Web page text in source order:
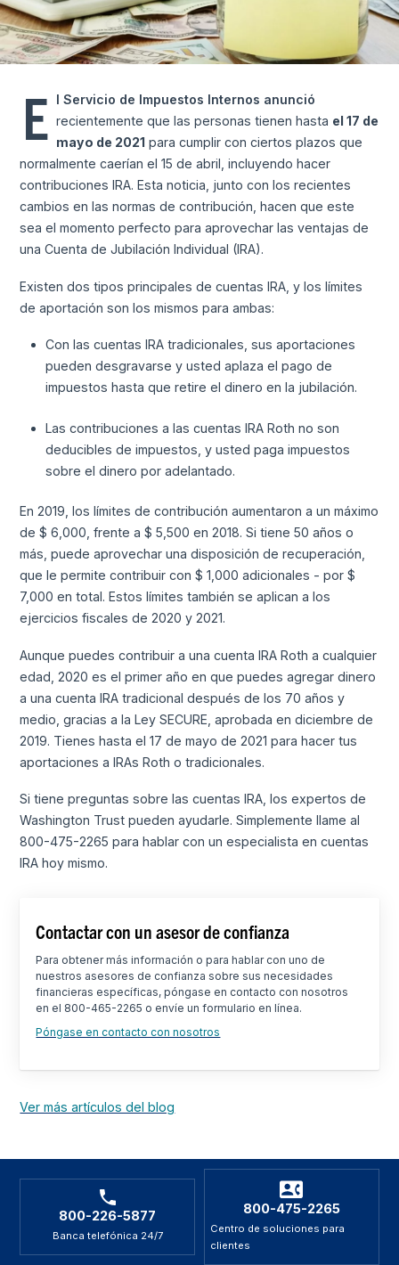
E l Servicio de Impuestos Internos anunció
recientemente que las personas tienen hasta el 17 de
mayo de 2021 para cumplir con ciertos plazos que
normalmente caerían el 15 de abril, incluyendo hacer
contribuciones IRA. Esta noticia, junto con los recientes
cambios en las normas de contribución, hacen que este
sea el momento perfecto para aprovechar las ventajas de
una Cuenta de Jubilación Individual (IRA).
Existen dos tipos principales de cuentas IRA, y los límites
de aportación son los mismos para ambas:
Con las cuentas IRA tradicionales, sus aportaciones
pueden desgravarse y usted aplaza el pago de
impuestos hasta que retire el dinero en la jubilación.
Las contribuciones a las cuentas IRA Roth no son
deducibles de impuestos, y usted paga impuestos
sobre el dinero por adelantado.
En 2019, los límites de contribución aumentaron a un máximo
de $ 6,000, frente a $ 5,500 en 2018. Si tiene 50 años o
más, puede aprovechar una disposición de recuperación,
que le permite contribuir con $ 1,000 adicionales - por $
7,000 en total. Estos límites también se aplican a los
ejercicios fiscales de 2020 y 2021.
Aunque puedes contribuir a una cuenta IRA Roth a cualquier
edad, 2020 es el primer año en que puedes agregar dinero
a una cuenta IRA tradicional después de los 70 años y
medio, gracias a la Ley SECURE, aprobada en diciembre de
2019. Tienes hasta el 17 de mayo de 2021 para hacer tus
aportaciones a IRAs Roth o tradicionales.
Si tiene preguntas sobre las cuentas IRA, los expertos de
Washington Trust pueden ayudarle. Simplemente llame al
800-475-2265 para hablar con un especialista en cuentas
IRA hoy mismo.
Contactar con un asesor de confianza
Para obtener más información o para hablar con uno de
nuestros asesores de confianza sobre sus necesidades
financieras específicas, póngase en contacto con nosotros
en el 800-465-2265 o envíe un formulario en línea.
Póngase en contacto con nosotros
Ver más artículos del blog
800-226-5877
Banca telefónica 24/7
800-475-2265
Centro de soluciones para
clientes